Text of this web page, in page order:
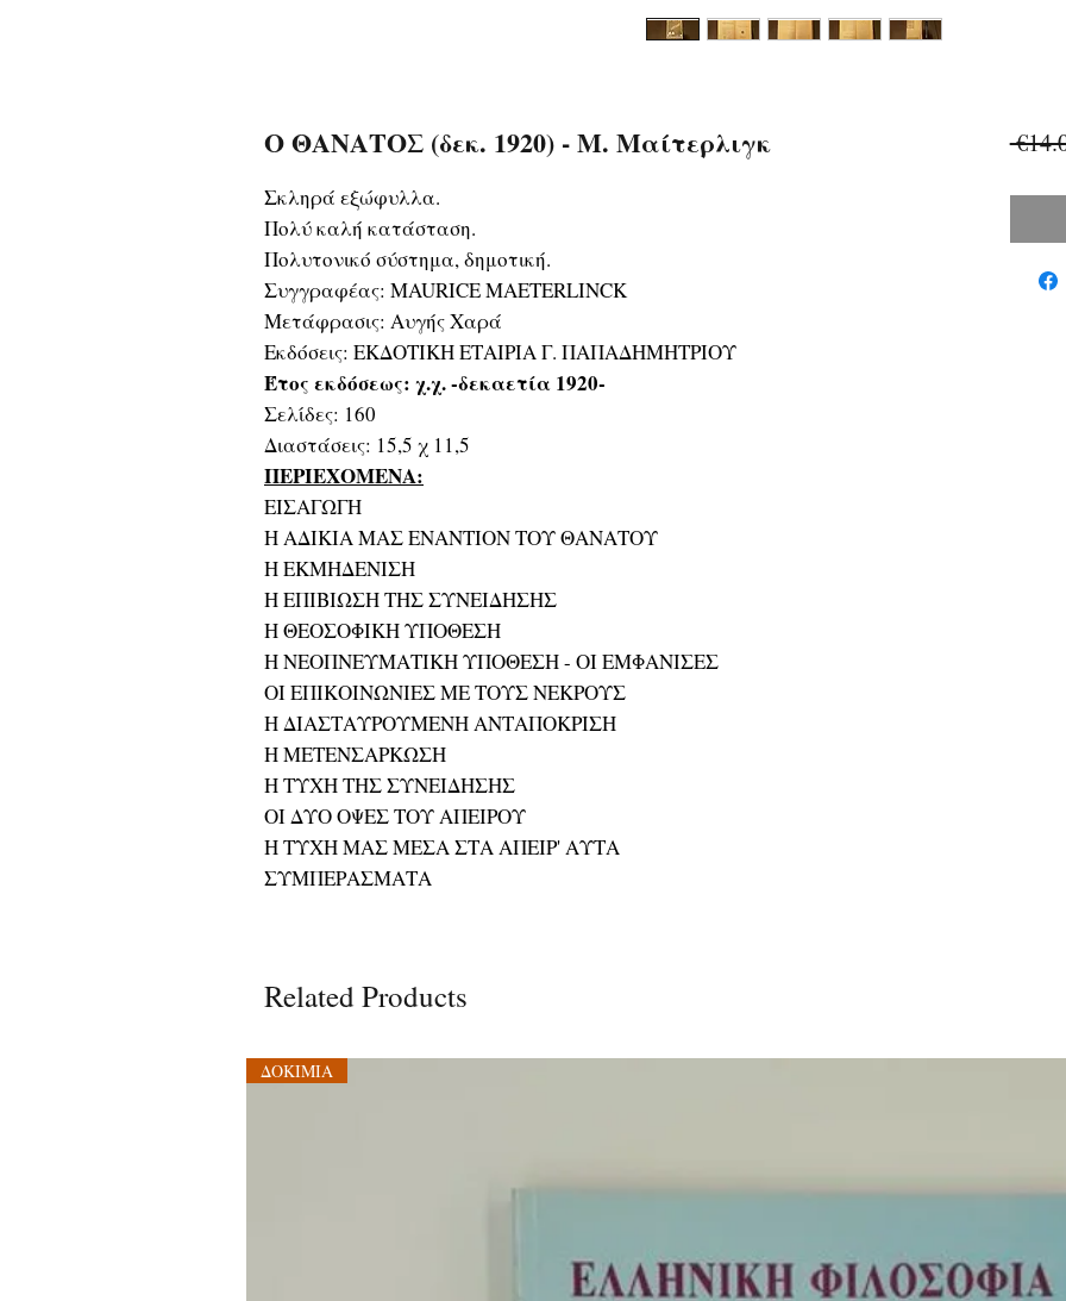
Ο ΘΑΝΑΤΟΣ (δεκ. 1920) - Μ. Μαίτερλιγκ
Σκληρά εξώφυλλα.
Πολύ καλή κατάσταση.
Πολυτονικό σύστημα, δημοτική.
Συγγραφέας: MAURICE MAETERLINCK
Μετάφρασις: Αυγής Χαρά
Εκδόσεις: ΕΚΔΟΤΙΚΗ ΕΤΑΙΡΙΑ Γ. ΠΑΠΑΔΗΜΗΤΡΙΟΥ
Έτος εκδόσεως: χ.χ. -δεκαετία 1920-
Σελίδες: 160
Διαστάσεις: 15,5 χ 11,5
ΠΕΡΙΕΧΟΜΕΝΑ:
ΕΙΣΑΓΩΓΗ
Η ΑΔΙΚΙΑ ΜΑΣ ΕΝΑΝΤΙΟΝ ΤΟΥ ΘΑΝΑΤΟΥ
Η ΕΚΜΗΔΕΝΙΣΗ
Η ΕΠΙΒΙΩΣΗ ΤΗΣ ΣΥΝΕΙΔΗΣΗΣ
Η ΘΕΟΣΟΦΙΚΗ ΥΠΟΘΕΣΗ
Η ΝΕΟΠΝΕΥΜΑΤΙΚΗ ΥΠΟΘΕΣΗ - ΟΙ ΕΜΦΑΝΙΣΕΣ
ΟΙ ΕΠΙΚΟΙΝΩΝΙΕΣ ΜΕ ΤΟΥΣ ΝΕΚΡΟΥΣ
Η ΔΙΑΣΤΑΥΡΟΥΜΕΝΗ ΑΝΤΑΠΟΚΡΙΣΗ
Η ΜΕΤΕΝΣΑΡΚΩΣΗ
Η ΤΥΧΗ ΤΗΣ ΣΥΝΕΙΔΗΣΗΣ
ΟΙ ΔΥΟ ΟΨΕΣ ΤΟΥ ΑΠΕΙΡΟΥ
Η ΤΥΧΗ ΜΑΣ ΜΕΣΑ ΣΤΑ ΑΠΕΙΡ' ΑΥΤΑ
ΣΥΜΠΕΡΑΣΜΑΤΑ
Related Products
ΔΟΚΙΜΙΑ